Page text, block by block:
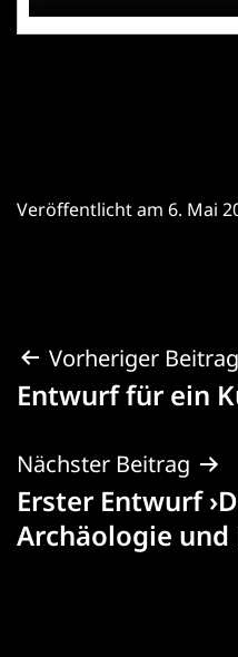
Veröffentlicht am 6. Mai
Vorheriger Beitrag
Entwurf für ein
Nächster Beitrag
Erster Entwurf
Archäologie und